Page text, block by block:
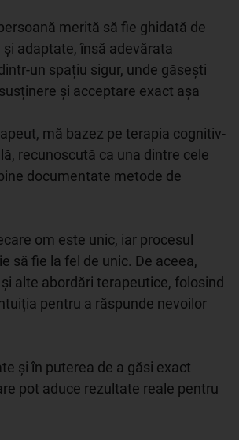
merită să fie ghidată de
adaptate, însă adevărata
un spațiu sigur, unde găsești
și acceptare exact așa
mă bazez pe terapia cognitiv-
recunoscută ca una dintre cele
documentate metode de
om este unic, iar procesul
să fie la fel de unic. De aceea,
alte abordări terapeutice, folosind
pentru a răspunde nevoilor
și în puterea de a găsi exact
pot aduce rezultate reale pentru